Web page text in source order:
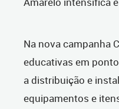
Na nova campanha
educativas em
a distribuição e
equipamentos e